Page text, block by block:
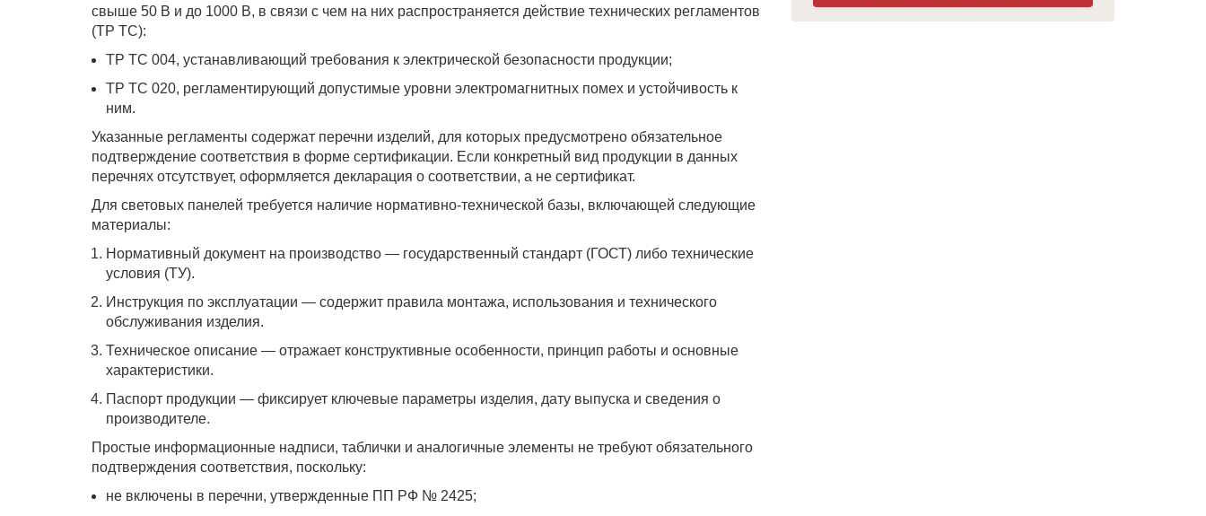
свыше 50 В и до 1000 В, в связи с чем на них распространяется действие технических регламентов
(ТР ТС):
ТР ТС 004, устанавливающий требования к электрической безопасности продукции;
ТР ТС 020, регламентирующий допустимые уровни электромагнитных помех и устойчивость к
ним.
Указанные регламенты содержат перечни изделий, для которых предусмотрено обязательное
подтверждение соответствия в форме сертификации. Если конкретный вид продукции в данных
перечнях отсутствует, оформляется декларация о соответствии, а не сертификат.
Для световых панелей требуется наличие нормативно-технической базы, включающей следующие
материалы:
Нормативный документ на производство — государственный стандарт (ГОСТ) либо технические
условия (ТУ).
Инструкция по эксплуатации — содержит правила монтажа, использования и технического
обслуживания изделия.
Техническое описание — отражает конструктивные особенности, принцип работы и основные
характеристики.
Паспорт продукции — фиксирует ключевые параметры изделия, дату выпуска и сведения о
производителе.
Простые информационные надписи, таблички и аналогичные элементы не требуют обязательного
подтверждения соответствия, поскольку:
не включены в перечни, утвержденные ПП РФ № 2425;